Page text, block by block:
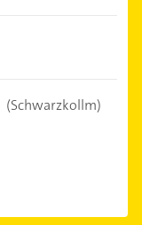
(Schwarzkollm)